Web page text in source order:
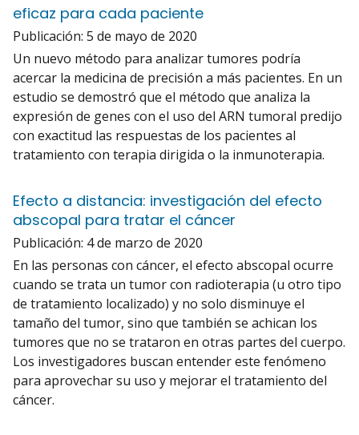
eficaz para cada paciente
Publicación: 5 de mayo de 2020
Un nuevo método para analizar tumores podría
acercar la medicina de precisión a más pacientes. En un
estudio se demostró que el método que analiza la
expresión de genes con el uso del ARN tumoral predijo
con exactitud las respuestas de los pacientes al
tratamiento con terapia dirigida o la inmunoterapia.
Efecto a distancia: investigación del efecto
abscopal para tratar el cáncer
Publicación: 4 de marzo de 2020
En las personas con cáncer, el efecto abscopal ocurre
cuando se trata un tumor con radioterapia (u otro tipo
de tratamiento localizado) y no solo disminuye el
tamaño del tumor, sino que también se achican los
tumores que no se trataron en otras partes del cuerpo.
Los investigadores buscan entender este fenómeno
para aprovechar su uso y mejorar el tratamiento del
cáncer.